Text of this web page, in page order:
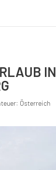
IN
Österreich